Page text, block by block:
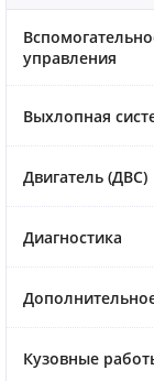
управления
Выхлопная
Двигатель (ДВС)
Диагностика
Кузовные